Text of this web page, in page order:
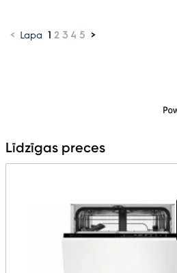
< Lapa 1 2 3 4 5 >
Līdzīgas preces